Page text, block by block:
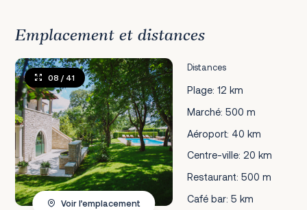
Emplacement et distances
Distances
Plage: 12 km
Marché: 500 m
Aéroport: 40 km
Centre-ville: 20 km
Restaurant: 500 m
Café bar: 5 km
08 / 41
Voir l’emplacement